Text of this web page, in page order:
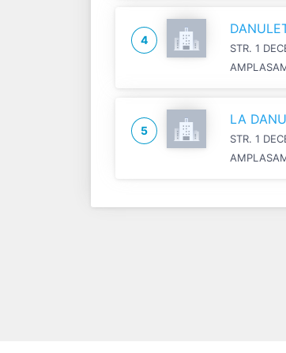
4
STR. 1
5
LA
STR. 1